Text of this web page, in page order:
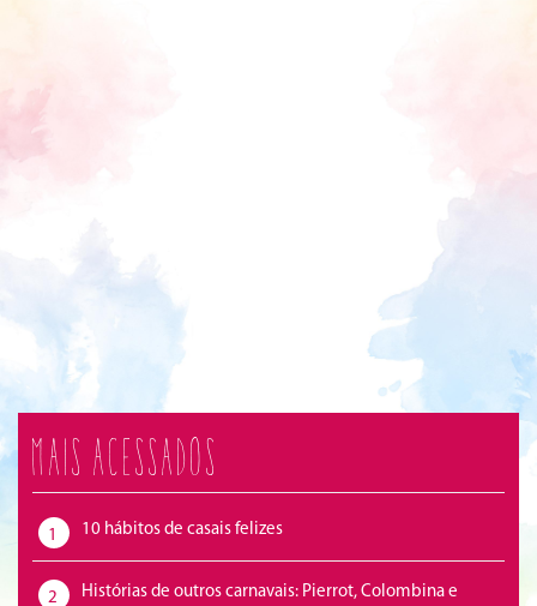
Mais acessados
1 10 hábitos de casais felizes
2 Histórias de outros carnavais: Pierrot, Colombina e